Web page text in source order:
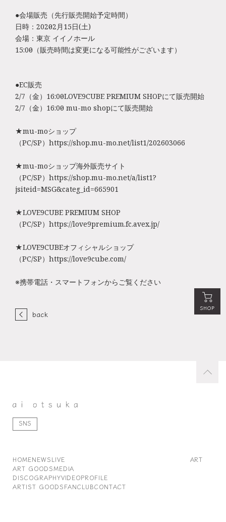
●会場販売（先行販売開始予定時間）
日時：2020年2月15日(土)
会場：東京 イイノホール
15:00～（販売時間は変更になる可能性がございます）
●EC販売
2/7（金）16:00～LOVE9CUBE PREMIUM SHOPにて販売開始
2/7（金）16:00～ mu-mo shopにて販売開始
★mu-moショップ
（PC/SP）https://shop.mu-mo.net/list1/202603066
★mu-moショップ海外販売サイト
（PC/SP）https://shop.mu-mo.net/a/list1?
jsiteid=MSG&categ_id=665901
★LOVE9CUBE PREMIUM SHOP
（PC/SP）https://love9premium.fc.avex.jp/
★LOVE9CUBEオフィシャルショップ
（PC/SP）https://love9cube.com/
※携帯電話・スマートフォンからご覧ください
SHOP
back
SNS
HOMENEWSLIVE
ART
ART GOODSMEDIA
DISCOGRAPHYVIDEOPROFILE
ARTIST GOODSFANCLUBCONTACT